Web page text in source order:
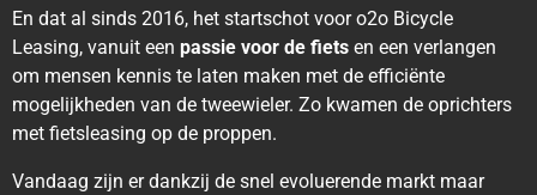
En dat al sinds 2016, het startschot voor o2o Bicycle
Leasing, vanuit een passie voor de fiets en een verlangen
om mensen kennis te laten maken met de efficiënte
mogelijkheden van de tweewieler. Zo kwamen de oprichters
met fietsleasing op de proppen.
Vandaag zijn er dankzij de snel evoluerende markt maar